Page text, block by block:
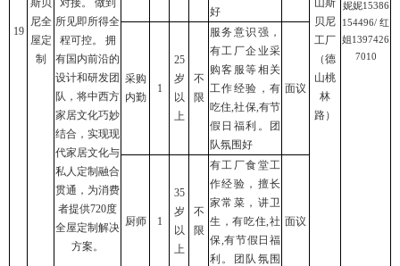
19
尼全
屋定
制
所见即所得全
程可控。 拥
有国内前沿的
设计和研发团
队，将中西方
家居文化巧妙
结合，实现现
代家居文化与
私人定制融合
贯通，为消费
者提供720度
全屋定制解决
方案。
贝尼
工厂
（德
山桃
林
路）
妮妮15386
154496/ 红
姐1397426
7010
好
采购
内勤
1
25
岁
以
上
不
限
服务意识强，
有工厂企业采
购客服等相关
工作经验，有
吃住,社保,有节
假日福利。团
队氛围好
面议
厨师 1
35
岁
以
上
不
限
有工厂食堂工
作经验，擅长
家常菜，讲卫
生，有吃住,社
保,有节假日福
利。团队氛围
面议